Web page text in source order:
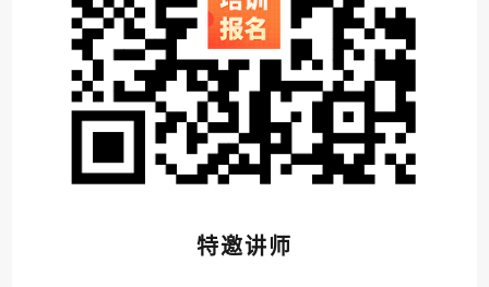
特邀讲师